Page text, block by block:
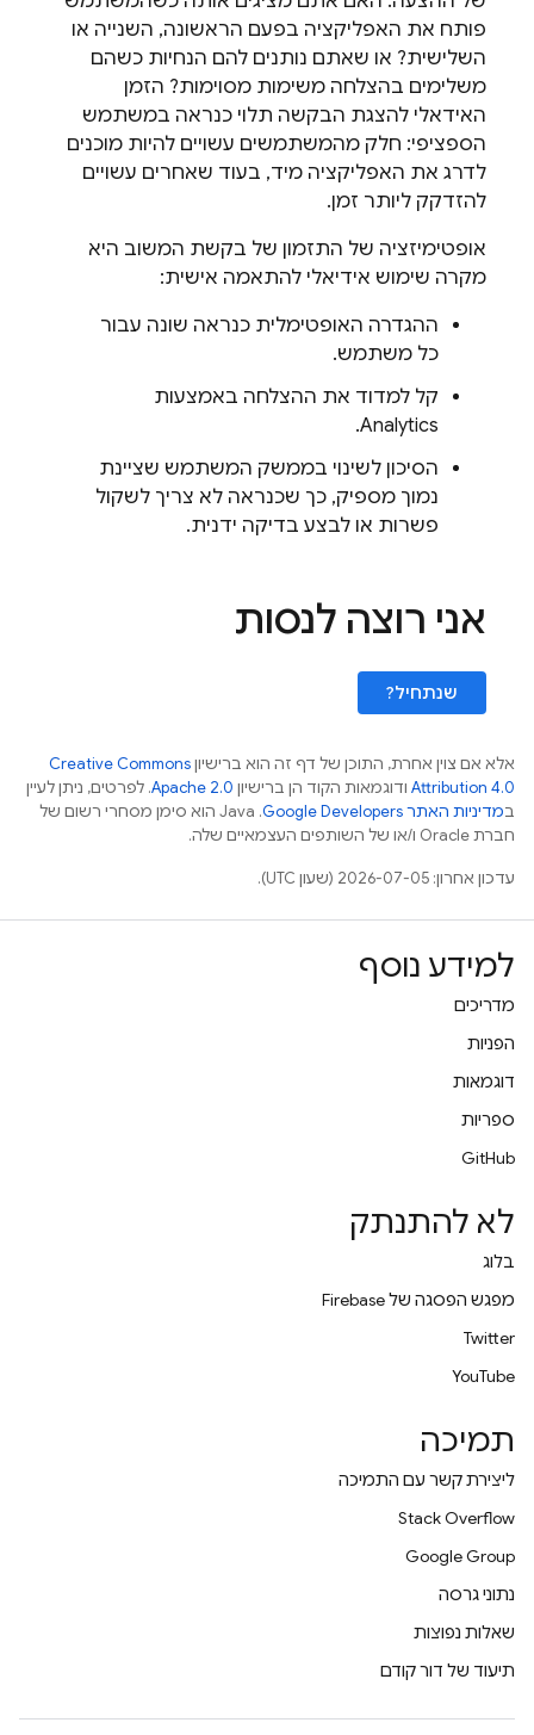
פותח את האפליקציה בפעם הראשונה, השנייה או
השלישית? או שאתם נותנים להם הנחיות כשהם
משלימים בהצלחה משימות מסוימות? הזמן
האידאלי להצגת הבקשה תלוי כנראה במשתמש
הספציפי: חלק מהמשתמשים עשויים להיות מוכנים
לדרג את האפליקציה מיד, בעוד שאחרים עשויים
להזדקק ליותר זמן.
אופטימיזציה של התזמון של בקשת המשוב היא
מקרה שימוש אידיאלי להתאמה אישית:
ההגדרה האופטימלית כנראה שונה עבור
כל משתמש.
קל למדוד את ההצלחה באמצעות
Analytics
.
הסיכון לשינוי בממשק המשתמש שציינת
נמוך מספיק, כך שכנראה לא צריך לשקול
פשרות או לבצע בדיקה ידנית.
אני רוצה לנסות
שנתחיל?
אלא אם צוין אחרת, התוכן של דף זה הוא ברישיוןCreative Commons
Attribution 4.0 ודוגמאות הקוד הן ברישיון Apache 2.0. לפרטים, ניתן לעיין
במדיניות האתר Google Developers‏
.‏ Java הוא סימן מסחרי רשום של
חברת Oracle ו/או של השותפים העצמאיים שלה.
עדכון אחרון: 2026-07-05 (שעון UTC).
למידע נוסף
מדריכים
הפניות
דוגמאות
ספריות
GitHub
לא להתנתק
בלוג
מפגש הפסגה של Firebase
Twitter
YouTube
תמיכה
ליצירת קשר עם התמיכה
Stack Overflow
Google Group
נתוני גרסה
שאלות נפוצות
תיעוד של דור קודם